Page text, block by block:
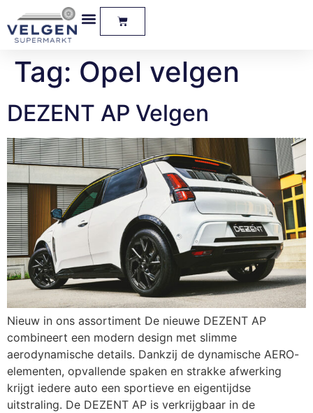
Tag: Opel velgen
DEZENT AP Velgen
Nieuw in ons assortiment De nieuwe DEZENT AP
combineert een modern design met slimme
aerodynamische details. Dankzij de dynamische AERO-
elementen, opvallende spaken en strakke afwerking
krijgt iedere auto een sportieve en eigentijdse
uitstraling. De DEZENT AP is verkrijgbaar in de